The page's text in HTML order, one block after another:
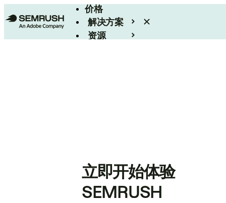
价格
解决方案
资源
立即开始体验
SEMRUSH